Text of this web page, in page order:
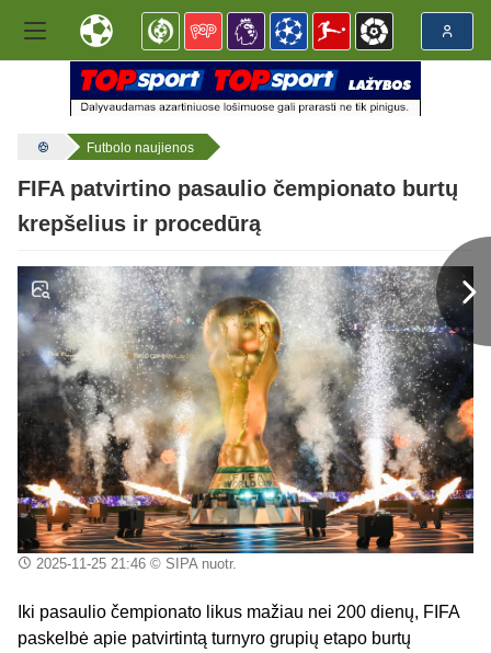
Futbolo naujienos
FIFA patvirtino pasaulio čempionato burtų
krepšelius ir procedūrą
2025-11-25 21:46© SIPA nuotr.
Iki pasaulio čempionato likus mažiau nei 200 dienų, FIFA
paskelbė apie patvirtintą turnyro grupių etapo burtų